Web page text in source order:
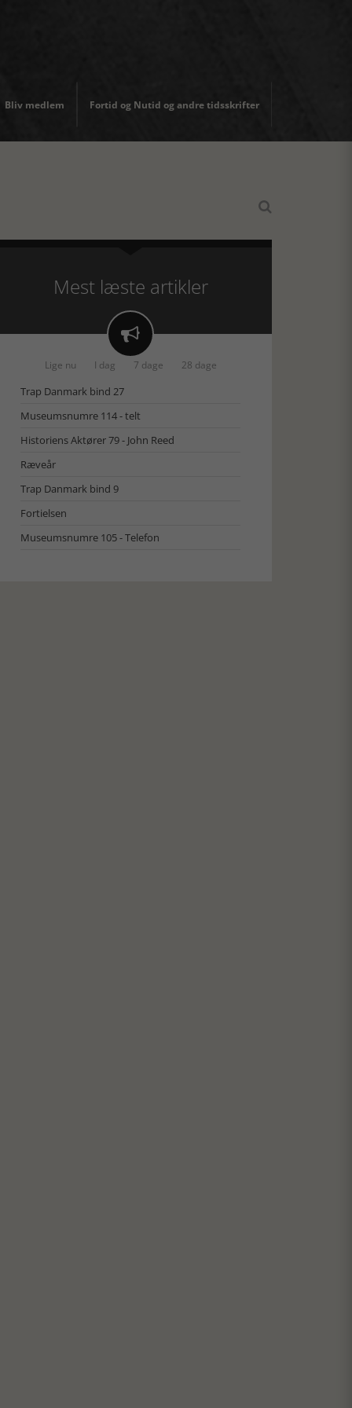
Bliv medlem Fortid og Nutid og andre tidsskrifter

Mest læste artikler

Lige nu I dag 7 dage 28 dage
Trap Danmark bind 27
Museumsnumre 114 - telt
Historiens Aktører 79 - John Reed
Ræveår
Trap Danmark bind 9
Fortielsen
Museumsnumre 105 - Telefon